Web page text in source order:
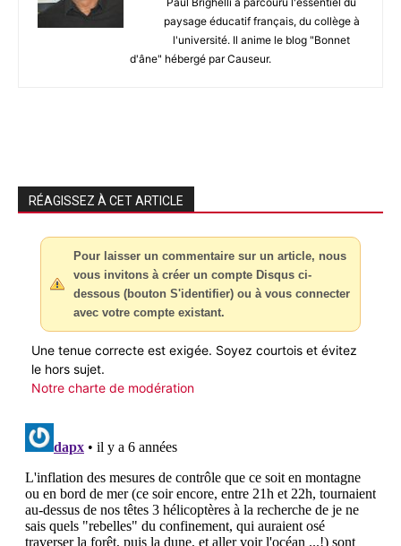
paysage éducatif français, du collège à
l'université. Il anime le blog "Bonnet
d'âne" hébergé par Causeur.
RÉAGISSEZ À CET ARTICLE
Pour laisser un commentaire sur un article, nous
vous invitons à créer un compte Disqus ci-
dessous (bouton S'identifier) ou à vous connecter
avec votre compte existant.
Une tenue correcte est exigée. Soyez courtois et évitez
le hors sujet.
Notre charte de modération